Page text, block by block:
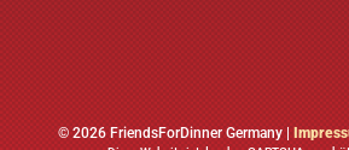
© 2026 FriendsForDinner Germany |